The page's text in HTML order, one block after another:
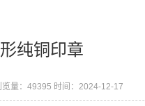
纯铜印章
览量：49395 时间：2024-12-17